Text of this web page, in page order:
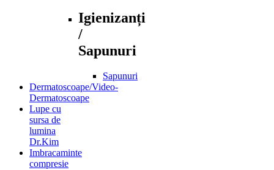
Igienizanți
/
Sapunuri
Sapunuri
Dermatoscoape/Video-
Dermatoscoape
Lupe cu
sursa de
lumina
Dr.Kim
Imbracaminte
compresie